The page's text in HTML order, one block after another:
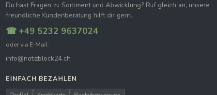
Du hast Fragen zu Sortiment und Abwicklung? Ruf gleich an, unsere
freundliche Kundenberatung hilft dir gern.
☎ +49 5232 9637024
oder via E-Mail:
info@notizblock24.ch
EINFACH BEZAHLEN